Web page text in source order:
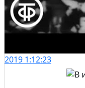
2019 1:12:23